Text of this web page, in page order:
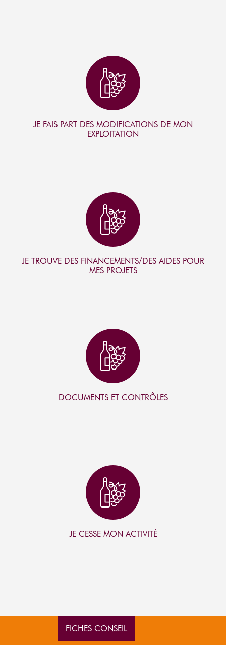
I
C
O
N
JE FAIS PART DES MODIFICATIONS DE MON
EXPLOITATION
I
C
O
N
JE TROUVE DES FINANCEMENTS/DES AIDES POUR
MES PROJETS
I
C
O
N
DOCUMENTS ET CONTRÔLES
I
C
O
N
JE CESSE MON ACTIVITÉ
FICHES CONSEIL